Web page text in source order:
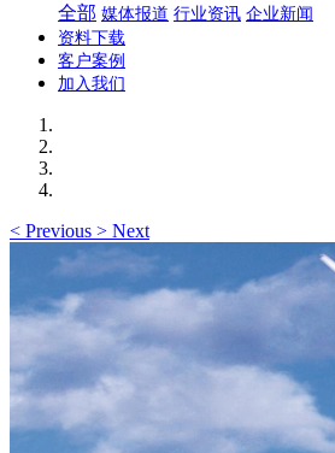
全部 媒体报道 行业资讯 企业新闻
资料下载
客户案例
加入我们
< Previous > Next